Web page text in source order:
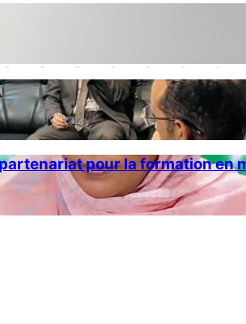
pour la formation en